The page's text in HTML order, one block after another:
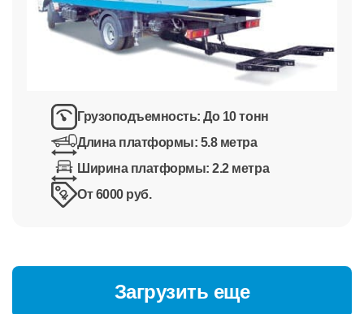
Грузоподъемность:До 10 тонн
Длина платформы: 5.8 метра
Ширина платформы:2.2 метра
От 6000 руб.
Загрузить еще